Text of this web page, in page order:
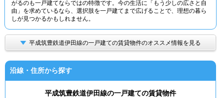
がるのも一戸建てならではの特徴です。今の生活に「もう少しの広さと自
由」を求めているなら、選択肢を一戸建てまで広げることで、理想の暮ら
しが見つかるかもしれません。
平成筑豊鉄道伊田線の一戸建ての賃貸物件のオススメ情報を見る
沿線・住所から探す
平成筑豊鉄道伊田線の一戸建ての賃貸物件